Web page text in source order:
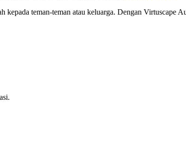
teman-teman atau keluarga. Dengan Virtuscape